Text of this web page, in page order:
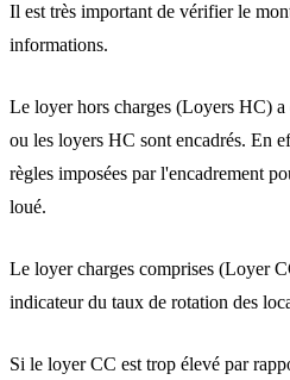
Il est très important de vérifier le
informations.
Le loyer hors charges (Loyers HC)
ou les loyers HC sont encadrés. En
règles imposées par l'encadrement
loué.
Le loyer charges comprises (Loyer
indicateur du taux de rotation des
Si le loyer CC est trop élevé par